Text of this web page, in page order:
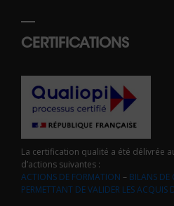
CERTIFICATIONS
La certification qualité a été délivrée
d’actions suivantes :
ACTIONS DE FORMATION – BILANS DE
PERMETTANT DE VALIDER LES ACQUIS